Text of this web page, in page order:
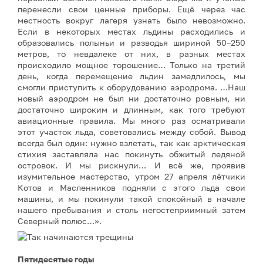
перенесли свои ценные приборы. Ещё через час
местность вокруг лагеря узнать было невозможно.
Если в некоторых местах льдины расходились и
образовались полыньи и разводья шириной 50–250
метров, то невдалеке от них, в разных местах
происходило мощное торошение… Только на третий
день, когда перемещение льдин замедлилось, мы
смогли приступить к оборудованию аэродрома. …Наш
новый аэродром не был ни достаточно ровным, ни
достаточно широким и длинным, как того требуют
авиационные правила. Мы много раз осматривали
этот участок льда, советовались между собой. Вывод
всегда был один: нужно взлетать, так как арктическая
стихия заставляла нас покинуть обжитый ледяной
островок. И мы рискнули… И всё же, проявив
изумительное мастерство, утром 27 апреля лётчики
Котов и Масленников подняли с этого льда свои
машины, и мы покинули такой спокойный в начале
нашего пребывания и столь негостеприимный затем
Северный полюс…».
Пятидесятые годы